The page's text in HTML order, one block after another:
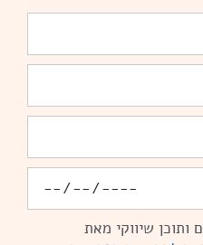
ותוכן שיווקי מאת